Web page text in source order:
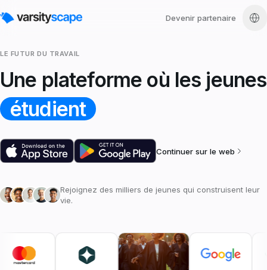
Devenir partenaire
LE FUTUR DU TRAVAIL
Une plateforme où les jeunes
étudient
Continuer sur le web
Rejoignez des milliers de jeunes qui construisent leur
vie.